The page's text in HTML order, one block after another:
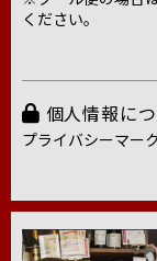
ください。
個人情報に
プライバシーマー